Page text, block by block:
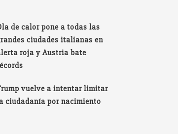
de calor pone a todas las
ciudades italianas en
roja y Austria bate
vuelve a intentar limitar
ciudadanía por nacimiento